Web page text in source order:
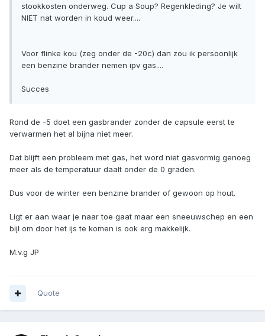
stookkosten onderweg. Cup a Soup? Regenkleding? Je wilt
NIET nat worden in koud weer....
Voor flinke kou (zeg onder de -20c) dan zou ik persoonlijk
een benzine brander nemen ipv gas....
Succes
Rond de -5 doet een gasbrander zonder de capsule eerst te
verwarmen het al bijna niet meer.
Dat blijft een probleem met gas, het word niet gasvormig genoeg
meer als de temperatuur daalt onder de 0 graden.
Dus voor de winter een benzine brander of gewoon op hout.
Ligt er aan waar je naar toe gaat maar een sneeuwschep en een
bijl om door het ijs te komen is ook erg makkelijk.
M.v.g JP
Quote